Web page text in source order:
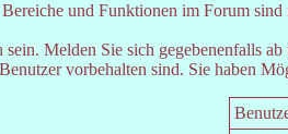
und Funktionen im Forum
Melden Sie sich gegebenenfalls
vorbehalten sind. Sie haben